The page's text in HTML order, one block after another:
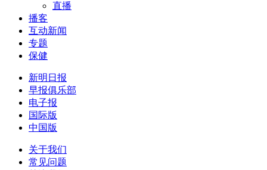
直播
播客
互动新闻
专题
保健
新明日报
早报俱乐部
电子报
国际版
中国版
关于我们
常见问题